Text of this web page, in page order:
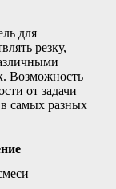
для
резку,
Возможность
от задачи
в самых разных